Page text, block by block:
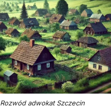
Rozwód adwokat Szczecin